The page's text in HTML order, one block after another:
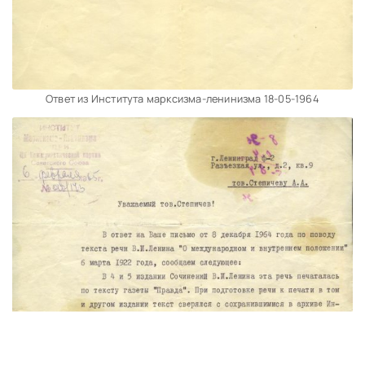
Ответ из Института марксизма-ленинизма 18-05-1964